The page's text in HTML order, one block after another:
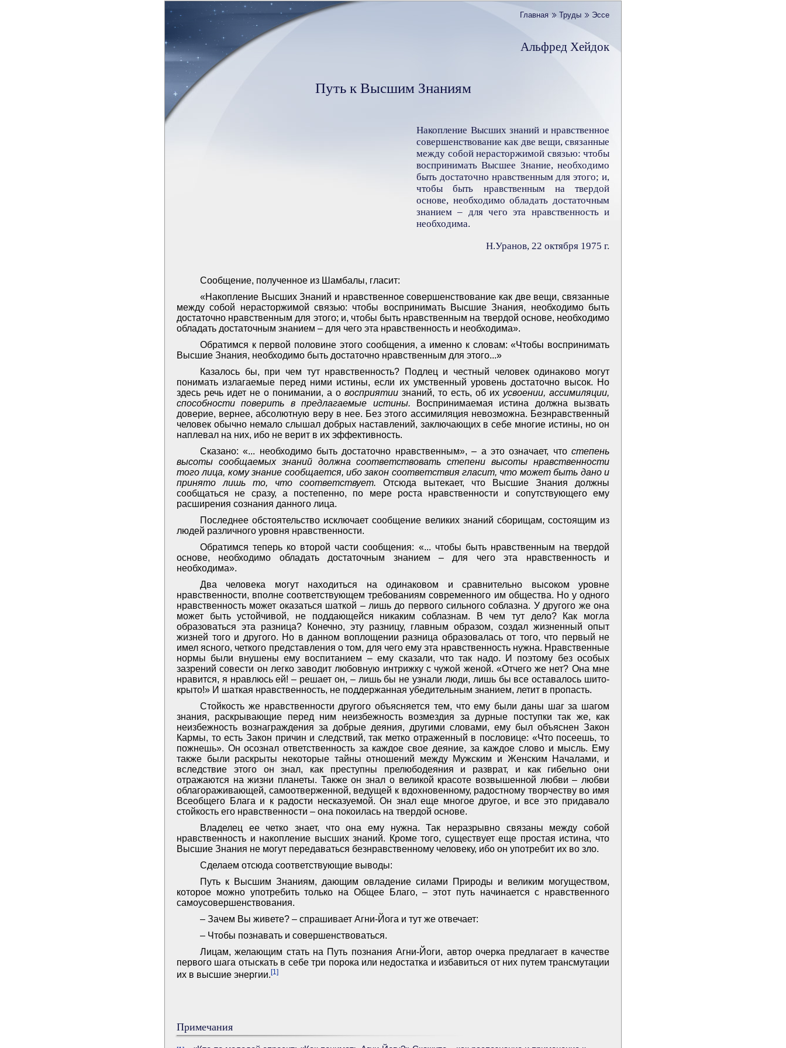
Главная Труды Эссе
Альфред Хейдок
Путь к Высшим Знаниям
Накопление Высших знаний и нравственное
совершенствование как две вещи, связанные
между собой нерасторжимой связью: чтобы
воспринимать Высшее Знание, необходимо
быть достаточно нравственным для этого; и,
чтобы быть нравственным на твердой
основе, необходимо обладать достаточным
знанием – для чего эта нравственность и
необходима.
Н.Уранов, 22 октября 1975 г.
Сообщение, полученное из Шамбалы, гласит:
«Накопление Высших Знаний и нравственное совершенствование как две вещи, связанные
между собой нерасторжимой связью: чтобы воспринимать Высшие Знания, необходимо быть
достаточно нравственным для этого; и, чтобы быть нравственным на твердой основе, необходимо
обладать достаточным знанием – для чего эта нравственность и необходима».
Обратимся к первой половине этого сообщения, а именно к словам: «Чтобы воспринимать
Высшие Знания, необходимо быть достаточно нравственным для этого...»
Казалось бы, при чем тут нравственность? Подлец и честный человек одинаково могут
понимать излагаемые перед ними истины, если их умственный уровень достаточно высок. Но
здесь речь идет не о понимании, а о восприятии знаний, то есть, об их усвоении, ассимиляции,
способности поверить в предлагаемые истины. Воспринимаемая истина должна вызвать
доверие, вернее, абсолютную веру в нее. Без этого ассимиляция невозможна. Безнравственный
человек обычно немало слышал добрых наставлений, заключающих в себе многие истины, но он
наплевал на них, ибо не верит в их эффективность.
Сказано: «... необходимо быть достаточно нравственным», – а это означает, что степень
высоты сообщаемых знаний должна соответствовать степени высоты нравственности
того лица, кому знание сообщается, ибо закон соответствия гласит, что может быть дано и
принято лишь то, что соответствует. Отсюда вытекает, что Высшие Знания должны
сообщаться не сразу, а постепенно, по мере роста нравственности и сопутствующего ему
расширения сознания данного лица.
Последнее обстоятельство исключает сообщение великих знаний сборищам, состоящим из
людей различного уровня нравственности.
Обратимся теперь ко второй части сообщения: «... чтобы быть нравственным на твердой
основе, необходимо обладать достаточным знанием – для чего эта нравственность и
необходима».
Два человека могут находиться на одинаковом и сравнительно высоком уровне
нравственности, вполне соответствующем требованиям современного им общества. Но у одного
нравственность может оказаться шаткой – лишь до первого сильного соблазна. У другого же она
может быть устойчивой, не поддающейся никаким соблазнам. В чем тут дело? Как могла
образоваться эта разница? Конечно, эту разницу, главным образом, создал жизненный опыт
жизней того и другого. Но в данном воплощении разница образовалась от того, что первый не
имел ясного, четкого представления о том, для чего ему эта нравственность нужна. Нравственные
нормы были внушены ему воспитанием – ему сказали, что так надо. И поэтому без особых
зазрений совести он легко заводит любовную интрижку с чужой женой. «Отчего же нет? Она мне
нравится, я нравлюсь ей! – решает он, – лишь бы не узнали люди, лишь бы все оставалось шито-
крыто!» И шаткая нравственность, не поддержанная убедительным знанием, летит в пропасть.
Стойкость же нравственности другого объясняется тем, что ему были даны шаг за шагом
знания, раскрывающие перед ним неизбежность возмездия за дурные поступки так же, как
неизбежность вознаграждения за добрые деяния, другими словами, ему был объяснен Закон
Кармы, то есть Закон причин и следствий, так метко отраженный в пословице: «Что посеешь, то
пожнешь». Он осознал ответственность за каждое свое деяние, за каждое слово и мысль. Ему
также были раскрыты некоторые тайны отношений между Мужским и Женским Началами, и
вследствие этого он знал, как преступны прелюбодеяния и разврат, и как гибельно они
отражаются на жизни планеты. Также он знал о великой красоте возвышенной любви – любви
облагораживающей, самоотверженной, ведущей к вдохновенному, радостному творчеству во имя
Всеобщего Блага и к радости несказуемой. Он знал еще многое другое, и все это придавало
стойкость его нравственности – она покоилась на твердой основе.
Владелец ее четко знает, что она ему нужна. Так неразрывно связаны между собой
нравственность и накопление высших знаний. Кроме того, существует еще простая истина, что
Высшие Знания не могут передаваться безнравственному человеку, ибо он употребит их во зло.
Сделаем отсюда соответствующие выводы:
Путь к Высшим Знаниям, дающим овладение силами Природы и великим могуществом,
которое можно употребить только на Общее Благо, – этот путь начинается с нравственного
самоусовершенствования.
– Зачем Вы живете? – спрашивает Агни-Йога и тут же отвечает:
– Чтобы познавать и совершенствоваться.
Лицам, желающим стать на Путь познания Агни-Йоги, автор очерка предлагает в качестве
первого шага отыскать в себе три порока или недостатка и избавиться от них путем трансмутации
их в высшие энергии.[1]
Примечания